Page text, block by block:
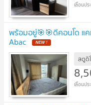
พร้อมอยู่🎯🎯ดีคอนโด แ
Abac
สตูดิ